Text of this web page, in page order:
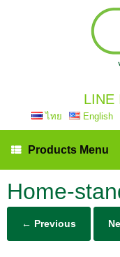
LINE
ไทย English
Products Menu
Home-
← Previous